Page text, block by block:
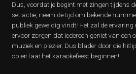
Dus, voordat je begint met zingen tijdens
set actie, neem de tijd om bekende
publiek geweldig vindt! Het zal de ervaring
ervoor zorgen dat iedereen geniet van een
muziek en plezier. Dus blader door die
op en laat het karaokefeest beginnen!